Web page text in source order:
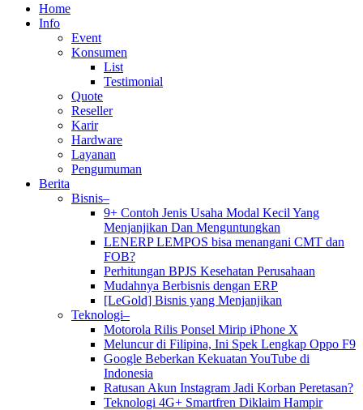
Home
Info
Event
Konsumen
List
Testimonial
Quote
Reseller
Karir
Hardware
Layanan
Pengumuman
Berita
Bisnis–
9+ Contoh Jenis Usaha Modal Kecil Yang
Menjanjikan Dan Menguntungkan
LENERP LEMPOS bisa menangani CMT dan
FOB?
Perhitungan BPJS Kesehatan Perusahaan
Mudahnya Berbisnis dengan ERP
[LeGold] Bisnis yang Menjanjikan
Teknologi–
Motorola Rilis Ponsel Mirip iPhone X
Meluncur di Filipina, Ini Spek Lengkap Oppo F9
Google Beberkan Kekuatan YouTube di
Indonesia
Ratusan Akun Instagram Jadi Korban Peretasan?
Teknologi 4G+ Smartfren Diklaim Hampir